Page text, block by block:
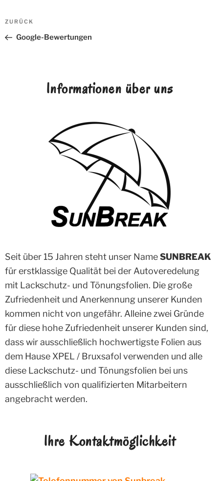
Beitrags-
Navigation
Vorheriger
Beitrag
ZURÜCK
Google-Bewertungen
Informationen über uns
Seit über 15 Jahren steht unser NameSUNBREAK
für erstklassige Qualität bei der Autoveredelung
mit Lackschutz- und Tönungsfolien. Die große
Zufriedenheit und Anerkennung unserer Kunden
kommen nicht von ungefähr. Alleine zwei Gründe
für diese hohe Zufriedenheit unserer Kunden sind,
dass wir ausschließlich hochwertigste Folien aus
dem Hause XPEL / Bruxsafol verwenden und alle
diese Lackschutz- und Tönungsfolien bei uns
ausschließlich von qualifizierten Mitarbeitern
angebracht werden.
Ihre Kontaktmöglichkeit